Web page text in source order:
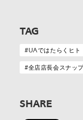
TAG
UAではたらくヒト
全店店長会スナップ
SHARE